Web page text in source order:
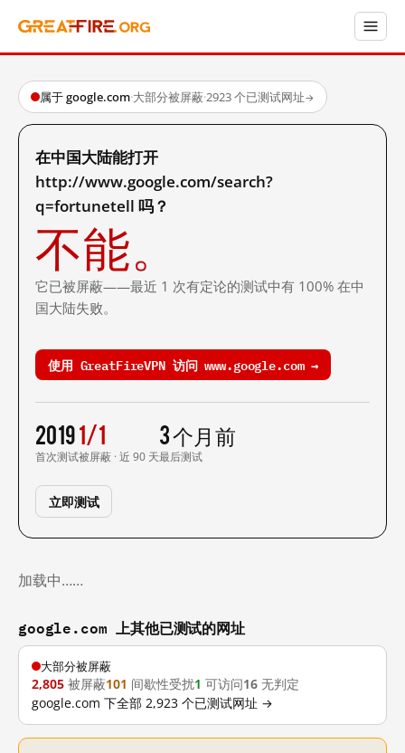
属于 google.com·大部分被屏蔽·2923 个已测试网址→
在中国大陆能打开
http://www.google.com/search?
q=fortunetell 吗？
不能。
它已被屏蔽——最近 1 次有定论的测试中有 100% 在中
国大陆失败。
使用 GreatFireVPN 访问 www.google.com →
2019
首次测试
1/1
被屏蔽 · 近 90 天
3 个月前
最后测试
立即测试
加载中……
google.com 上其他已测试的网址
大部分被屏蔽
2,805 被屏蔽101 间歇性受扰1 可访问16 无判定
google.com 下全部 2,923 个已测试网址 →